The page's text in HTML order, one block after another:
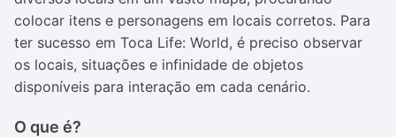
colocar itens e personagens em locais corretos. Para
ter sucesso em Toca Life: World, é preciso observar
os locais, situações e infinidade de objetos
disponíveis para interação em cada cenário.
O que é?